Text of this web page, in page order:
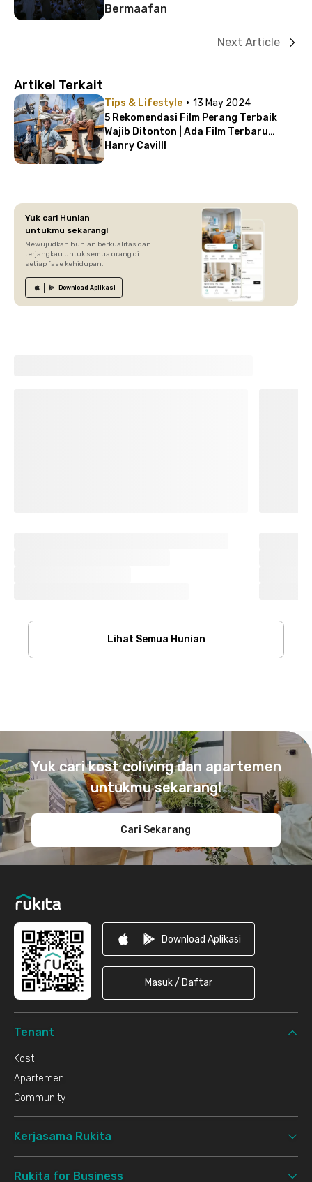
Bermaafan
Next Article
Artikel Terkait
Tips & Lifestyle · 13 May 2024
5 Rekomendasi Film Perang Terbaik
Wajib Ditonton | Ada Film Terbaru
Hanry Cavill!
Yuk cari Hunian
untukmu sekarang!
Mewujudkan hunian berkualitas dan
terjangkau untuk semua orang di
setiap fase kehidupan.
Download Aplikasi
Lihat Semua Hunian
Yuk cari kost coliving dan apartemen
untukmu sekarang!
Cari Sekarang
Download Aplikasi
Masuk / Daftar
Tenant
Kost
Apartemen
Community
Kerjasama Rukita
Rukita for Business